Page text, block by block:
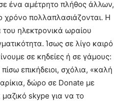
ένα αμέτρητο πλήθος άλλων,
χρόνο πολλαπλασιάζονται. Η
του ηλεκτρονικά ωραίου
Ίσως σε λίγο καιρό
σε κηδείες ή σε γάμους:
επικήδειοι, σχόλια, «καλή
δώρο σε Donate με
skype για να το